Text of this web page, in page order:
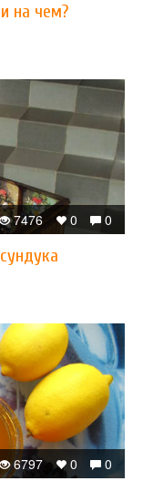
на чем?
0
0
7476
0
0
6797